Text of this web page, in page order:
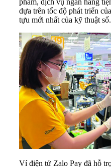
dựa trên tốc độ phát triển
tựu mới nhất của kỹ thuật số.
Ví điện tử Zalo Pay đã hỗ